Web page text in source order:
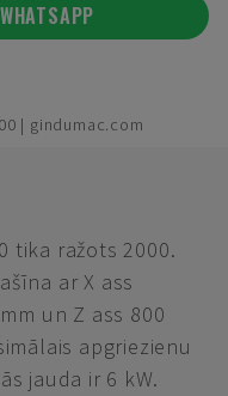
| gindumac.com
tika ražots 2000.
ar X ass
un Z ass 800
apgriezienu
jauda ir 6 kW.